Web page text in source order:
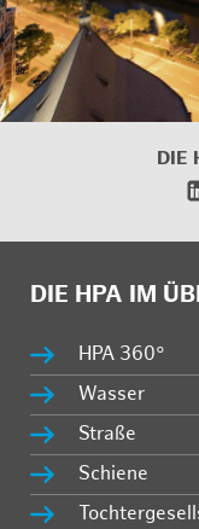
DIE
DIE HPA IM
HPA 360°
Wasser
Straße
Schiene